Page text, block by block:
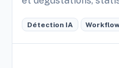
Détection IA